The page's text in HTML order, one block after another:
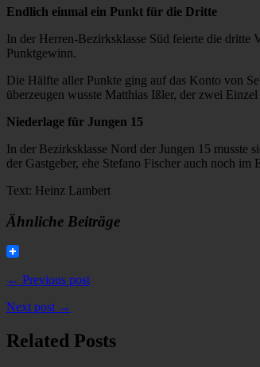
Endlich einmal ein Punkt für die Dritte
In der Herren-Bezirksklasse Süd feierte die dritte
Punktgewinn.
Die Hälfte aller Punkte ging auf das Konto von
überzeugen wusste Matthias Ißler, der zwei
Niederlage für Jungen 15
In der Bezirksklasse Nord der Jungen 15 musste
der Gastgeber, ehe Stefano Fischer auch noch im
Text: Heinz Lambert
Ähnliche Beiträge
← Previous post
Next post →
Related Posts